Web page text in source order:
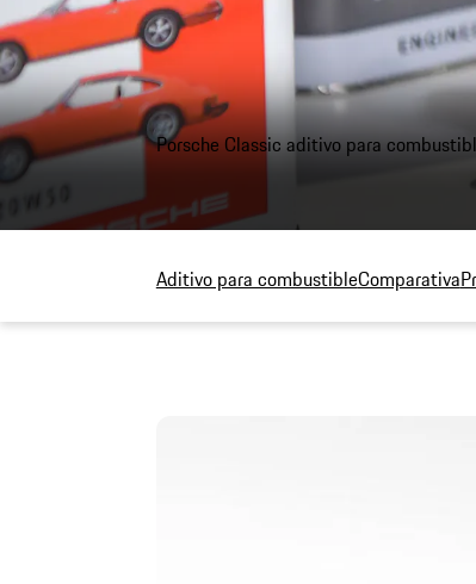
Porsche Classic aditivo para
Aditivo para combustibleComparativa